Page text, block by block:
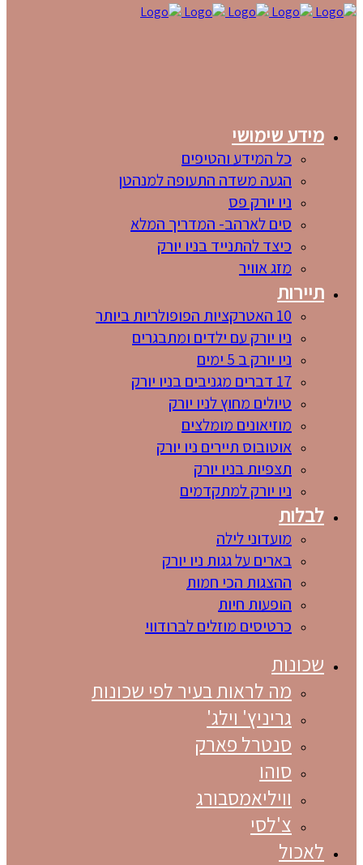
מידע שימושי
כל המידע והטיפים
הגעה משדה התעופה למנהטן
ניו יורק פס
סים לארהב- המדריך המלא
כיצד להתנייד בניו יורק
מזג אוויר
תיירות
10 האטרקציות הפופולריות ביותר
ניו יורק עם ילדים ומתבגרים
ניו יורק ב 5 ימים
17 דברים מגניבים בניו יורק
טיולים מחוץ לניו יורק
מוזיאונים מומלצים
אוטובוס תיירים ניו יורק
תצפיות בניו יורק
ניו יורק למתקדמים
לבלות
מועדוני לילה
בארים על גגות ניו יורק
ההצגות הכי חמות
הופעות חיות
כרטיסים מוזלים לברודווי
שכונות
מה לראות בעיר לפי שכונות
גריניץ' וילג'
סנטרל פארק
סוהו
וויליאמסבורג
צ'לסי
לאכול